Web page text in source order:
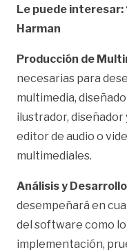
Le puede interesar:
Harman
Producción de
necesarias para
multimedia,
ilustrador, diseñador
editor de audio o
multimediales.
Análisis y
desempeñará en
del software como lo
implementación,